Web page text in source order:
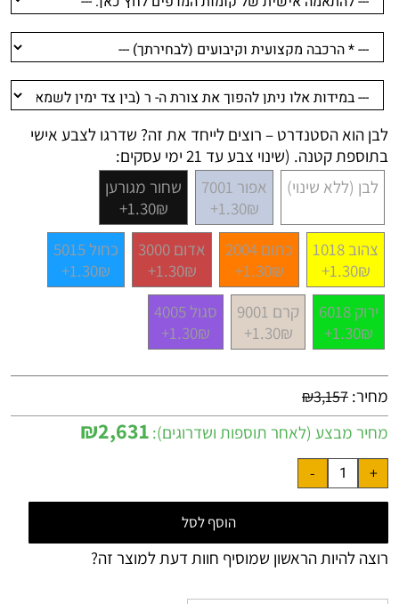
לבן הוא הסטנדרט – רוצים לייחד את זה? שדרגו לצבע אישי
בתוספת קטנה. (שינוי צבע עד 21 ימי עסקים:
לבן (ללא שינוי)
אפור 7001
1.30₪+
שחור מגורען
1.30₪+
צהוב 1018
1.30₪+
כתום 2004
1.30₪+
אדום 3000
1.30₪+
כחול 5015
1.30₪+
ירוק 6018
1.30₪+
קרם 9001
1.30₪+
סגול 4005
1.30₪+
מחיר: ₪3,157
מחיר מבצע (לאחר תוספות ושדרוגים): ₪2,631
הוסף לסל
רוצה להיות הראשון שמוסיף חוות דעת למוצר זה?